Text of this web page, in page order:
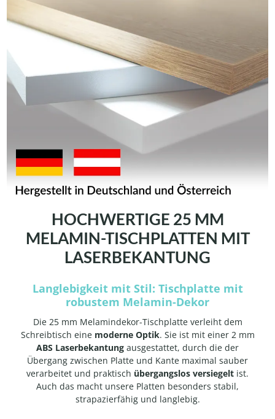
HOCHWERTIGE 25 MM
MELAMIN-TISCHPLATTEN MIT
LASERBEKANTUNG
Langlebigkeit mit Stil: Tischplatte mit
robustem Melamin-Dekor
Die 25 mm Melamindekor-Tischplatte verleiht dem
Schreibtisch eine moderne Optik. Sie ist mit einer 2 mm
ABS Laserbekantung ausgestattet, durch die der
Übergang zwischen Platte und Kante maximal sauber
verarbeitet und praktisch übergangslos versiegelt ist.
Auch das macht unsere Platten besonders stabil,
strapazierfähig und langlebig.